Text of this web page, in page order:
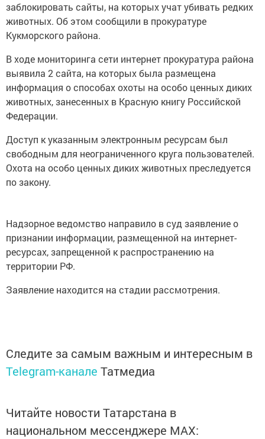
заблокировать сайты, на которых учат убивать редких
животных. Об этом сообщили в прокуратуре
Кукморского района.
В ходе мониторинга сети интернет прокуратура района
выявила 2 сайта, на которых была размещена
информация о способах охоты на особо ценных диких
животных, занесенных в Красную книгу Российской
Федерации.
Доступ к указанным электронным ресурсам был
свободным для неограниченного круга пользователей.
Охота на особо ценных диких животных преследуется
по закону.
Надзорное ведомство направило в суд заявление о
признании информации, размещенной на интернет-
ресурсах, запрещенной к распространению на
территории РФ.
Заявление находится на стадии рассмотрения.
Следите за самым важным и интересным в
Telegram-канале Татмедиа
Читайте новости Татарстана в
национальном мессенджере MАХ: